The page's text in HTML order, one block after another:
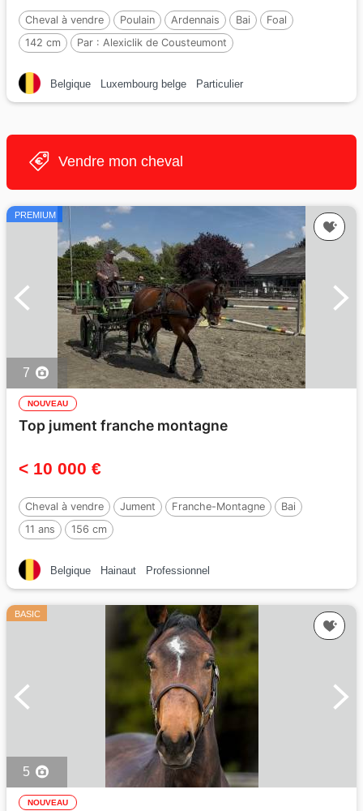
Cheval à vendre Poulain Ardennais Bai
Foal
142 cm
Par : Alexiclik de Cousteumont
Belgique Luxembourg belge Particulier
Vendre mon cheval
PREMIUM
7
NOUVEAU
Top jument franche montagne
< 10 000 €
Cheval à vendre Jument Franche-Montagne
Bai
11 ans
156 cm
Belgique Hainaut Professionnel
BASIC
5
NOUVEAU